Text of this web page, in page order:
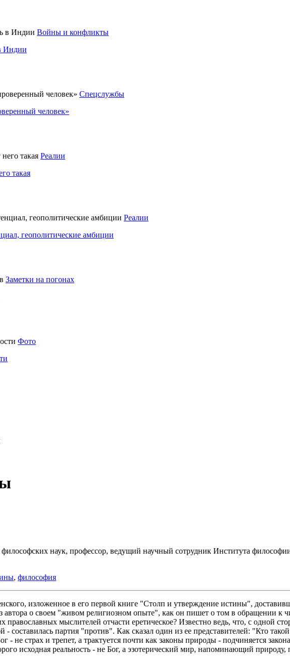
Войны и конфликты
Индии
Спецслужбы
человек»
Реалии
такая
Реалии
геополитические амбиции
Заметки на погонах
Фото
наук, профессор, ведущий научный сотрудник Института
, философия
изложенное в его первой книге "Столп и утверждение истины",
автора о своем "живом религиозном опыте", как он пишет о том в обращении к
православных мыслителей отчасти еретическое? Известно ведь, что, с одной
- составилась партия "против". Как сказал один из ее представителей: "Кто
- не страх и трепет, а трактуется почти как законы природы - подчиняется
исходная реальность - не Бог, а эзотерический мир, напоминающий